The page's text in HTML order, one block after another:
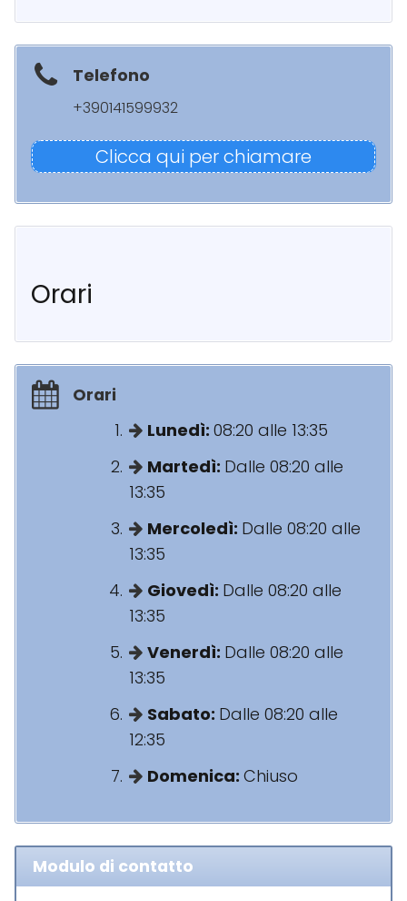
Telefono
+390141599932
Clicca qui per chiamare
Orari
Orari
Lunedì: 08:20 alle 13:35
Martedì: Dalle 08:20 alle
13:35
Mercoledì: Dalle 08:20 alle
13:35
Giovedì: Dalle 08:20 alle
13:35
Venerdì: Dalle 08:20 alle
13:35
Sabato: Dalle 08:20 alle
12:35
Domenica: Chiuso
Modulo di contatto